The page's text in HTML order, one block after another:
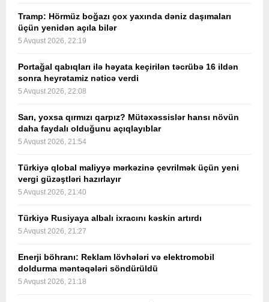
Tramp: Hörmüz boğazı çox yaxında dəniz daşımaları
üçün yenidən açıla bilər
5 Avqust 2026, 22:19
Portağal qabıqları ilə həyata keçirilən təcrübə 16 ildən
sonra heyrətamiz nəticə verdi
5 Avqust 2026, 22:08
Sarı, yoxsa qırmızı qarpız? Mütəxəssislər hansı növün
daha faydalı olduğunu açıqlayıblar
5 Avqust 2026, 21:54
Türkiyə qlobal maliyyə mərkəzinə çevrilmək üçün yeni
vergi güzəştləri hazırlayır
5 Avqust 2026, 21:40
Türkiyə Rusiyaya albalı ixracını kəskin artırdı
5 Avqust 2026, 21:27
Enerji böhranı: Reklam lövhələri və elektromobil
doldurma məntəqələri söndürüldü
5 Avqust 2026, 21:18